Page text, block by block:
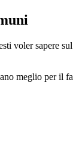
voler sapere
meglio per il